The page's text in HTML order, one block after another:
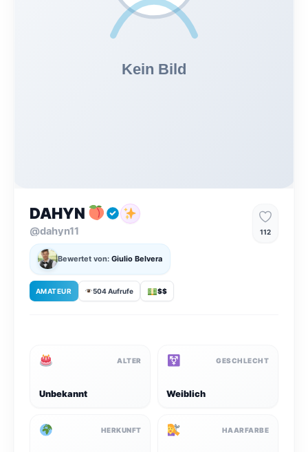
DAHYN
@dahyn11
Bewertet von: Giulio Belvera
AMATEUR 504 Aufrufe $$
112
ALTER
Unbekannt
GESCHLECHT
Weiblich
HERKUNFT HAARFARBE